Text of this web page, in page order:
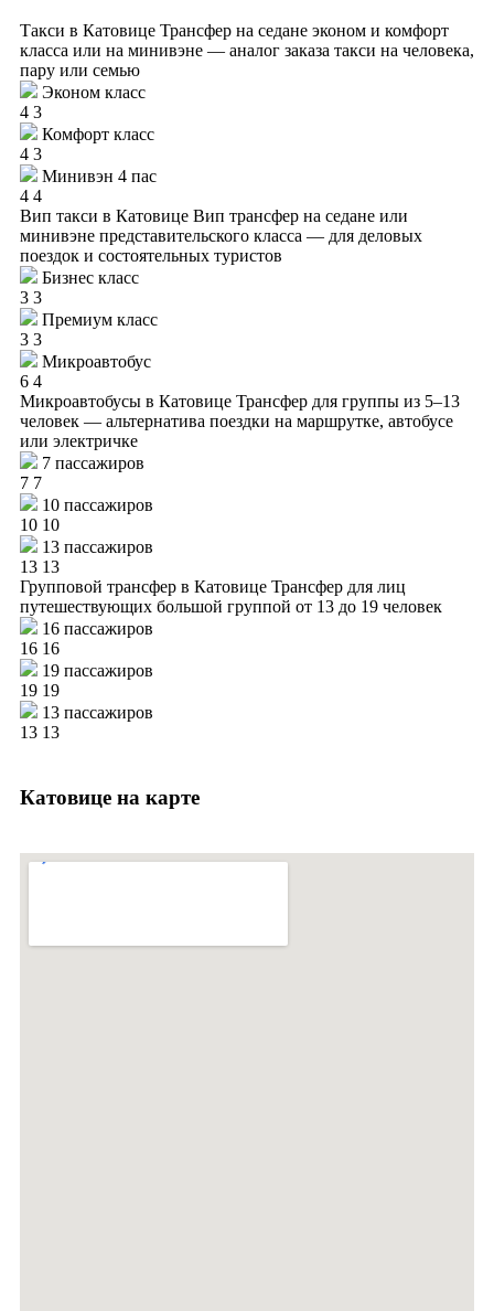
Такси в Катовице Трансфер на седане эконом и комфорт
класса или на минивэне — аналог заказа такси на человека,
пару или семью
Эконом класс
4 3
Комфорт класс
4 3
Минивэн 4 пас
4 4
Вип такси в Катовице Вип трансфер на седане или
минивэне представительского класса — для деловых
поездок и состоятельных туристов
Бизнес класс
3 3
Премиум класс
3 3
Микроавтобус
6 4
Микроавтобусы в Катовице Трансфер для группы из 5–13
человек — альтернатива поездки на маршрутке, автобусе
или электричке
7 пассажиров
7 7
10 пассажиров
10 10
13 пассажиров
13 13
Групповой трансфер в Катовице Трансфер для лиц
путешествующих большой группой от 13 до 19 человек
16 пассажиров
16 16
19 пассажиров
19 19
13 пассажиров
13 13
Катовице на карте